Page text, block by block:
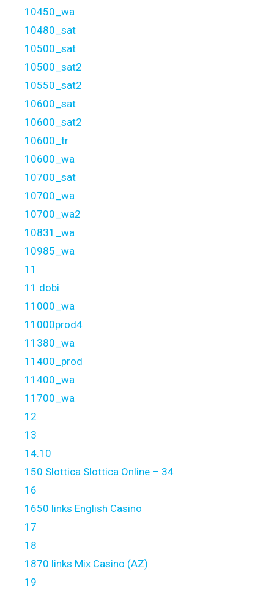
10450_wa
10480_sat
10500_sat
10500_sat2
10550_sat2
10600_sat
10600_sat2
10600_tr
10600_wa
10700_sat
10700_wa
10700_wa2
10831_wa
10985_wa
11
11 dobi
11000_wa
11000prod4
11380_wa
11400_prod
11400_wa
11700_wa
12
13
14.10
150 Slottica Slottica Online – 34
16
1650 links English Casino
17
18
1870 links Mix Casino (AZ)
19